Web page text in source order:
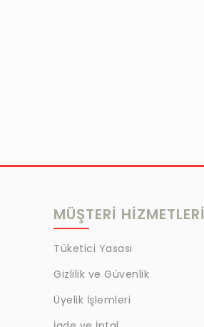
MÜŞTERİ HİZMETLERİ
Tüketici Yasası
Gizlilik ve Güvenlik
Üyelik İşlemleri